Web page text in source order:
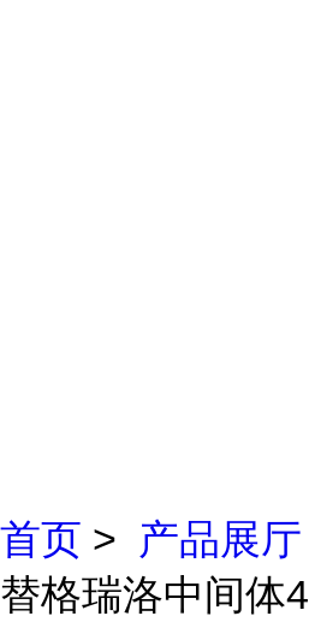
首页 > 产品展厅
替格瑞洛中间体4